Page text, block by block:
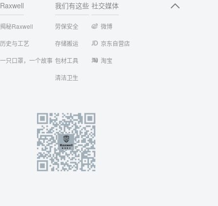
Raxwell
揭秘Raxwell
历史与工艺
一只口罩，一个故事
我们有这些
劳保安全
存储搬运
包材工具
清洁卫生
社交媒体
微博
京东自营店
淘宝